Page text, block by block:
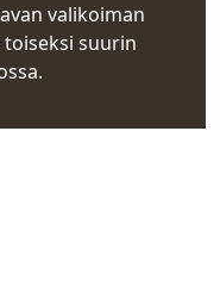
valikoiman
suurin